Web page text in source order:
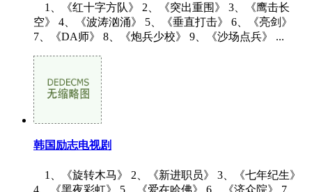
1、《红十字方队》 2、《突出重围》 3、《鹰击长
空》 4、《波涛汹涌》 5、《垂直打击》 6、《亮剑》
7、《DA师》 8、《炮兵少校》 9、《沙场点兵》 ...
韩国励志电视剧
1、《旋转木马》 2、《新进职员》 3、《七年纪生》
4、《黑夜彩虹》 5、《爱在哈佛》 6、《济众院》 7、